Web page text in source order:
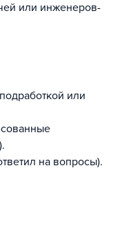
или инженеров-
или
на вопросы).